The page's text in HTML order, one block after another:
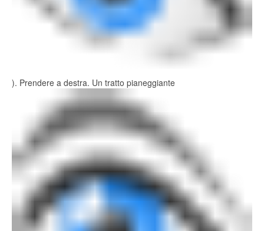
). Prendere a destra. Un tratto pianeggiante